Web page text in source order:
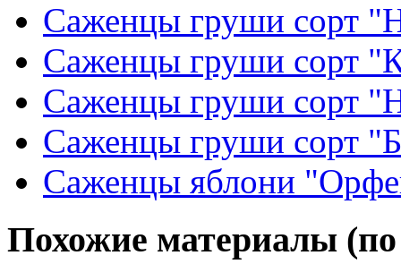
Саженцы груши сорт
Саженцы груши сорт
Саженцы груши сорт
Саженцы груши сорт
Саженцы яблони
Похожие материалы (по